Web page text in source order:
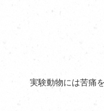
実験動物には苦痛